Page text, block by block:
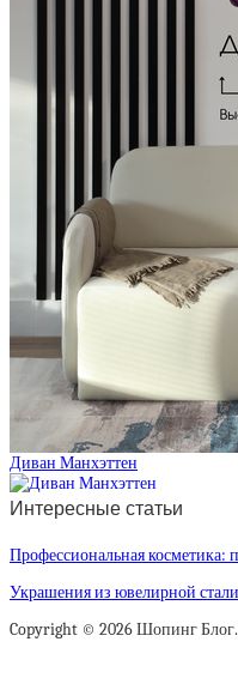
Диван Манхэттен
Интересные статьи
Профессиональная косметика:
Украшения из ювелирной
Copyright © 2026 Шопинг Блог.